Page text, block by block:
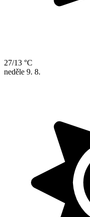
27/13 °C
neděle 9. 8.